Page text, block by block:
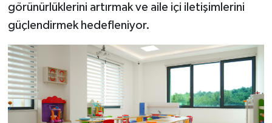
görünürlüklerini artırmak ve aile içi iletişimlerini
güçlendirmek hedefleniyor.